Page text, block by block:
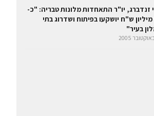
זנדברג, יו"ר התאחדות מלונות טבריה: "כ-
50 מיליון ש"ח יושקעו בפיתוח ושדרוג בתי
בעיר"